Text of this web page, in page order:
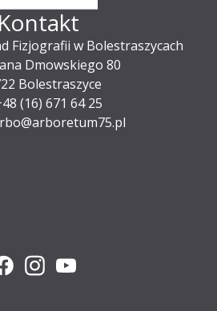
Kontakt
Fizjografii w Bolestraszycach
Dmowskiego 80
Bolestraszyce
(16) 671 64 25